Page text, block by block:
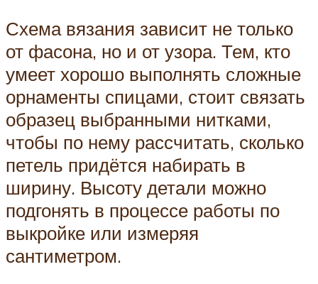
Схема вязания зависит не только
от фасона, но и от узора. Тем, кто
умеет хорошо выполнять сложные
орнаменты спицами, стоит связать
образец выбранными нитками,
чтобы по нему рассчитать, сколько
петель придётся набирать в
ширину. Высоту детали можно
подгонять в процессе работы по
выкройке или измеряя
сантиметром.